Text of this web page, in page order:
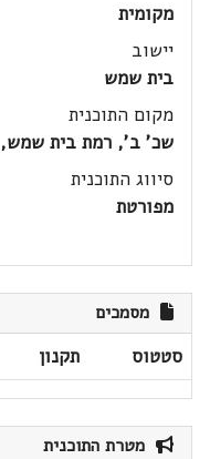
מקומית
יישוב
בית שמש
מקום התוכנית
שכ' ב', רמת בית שמש,
סיווג התוכנית
מפורטת
מסמכים
סטטוס תקנון
מטרת התוכנית